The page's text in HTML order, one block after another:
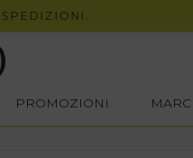
PROMOZIONI